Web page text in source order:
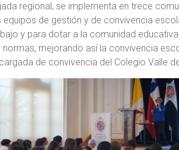
regional, se implementa en trece
equipos de gestión y de convivencia
y para dotar a la comunidad
normas, mejorando así la convivencia
de convivencia del Colegio Valle